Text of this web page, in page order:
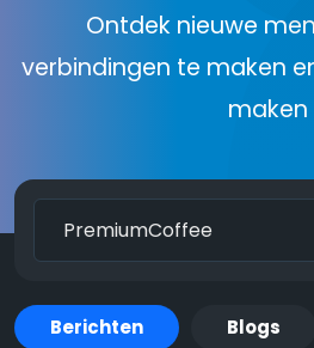
Ontdek nieuwe
verbindingen te maken
maken
Berichten Blogs